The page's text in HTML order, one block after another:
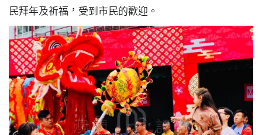
熱
門
搜
索
古
地
圖
民拜年及祈福，受到市民的歡迎。